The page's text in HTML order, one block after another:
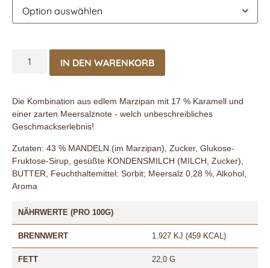
IN DEN WARENKORB
Die Kombination aus edlem Marzipan mit 17 % Karamell und
einer zarten Meersalznote - welch unbeschreibliches
Geschmackserlebnis!
Zutaten: 43 % MANDELN (im Marzipan), Zucker, Glukose-
Fruktose-Sirup, gesüßte KONDENSMILCH (MILCH, Zucker),
BUTTER, Feuchthaltemittel: Sorbit; Meersalz 0,28 %, Alkohol,
Aroma
NÄHRWERTE (PRO 100G)
BRENNWERT 1.927 KJ (459 KCAL)
FETT 22,0 G